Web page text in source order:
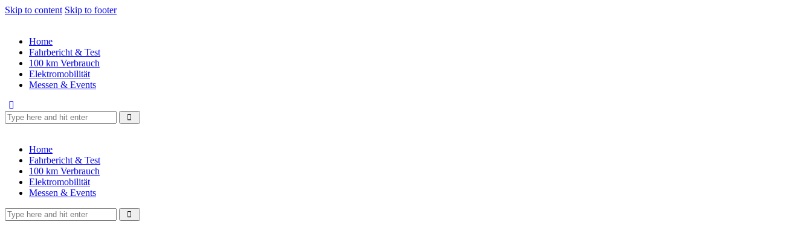
Skip to content Skip to footer
Home
Fahrbericht & Test
100 km Verbrauch
Elektromobilität
Messen & Events
Home
Fahrbericht & Test
100 km Verbrauch
Elektromobilität
Messen & Events